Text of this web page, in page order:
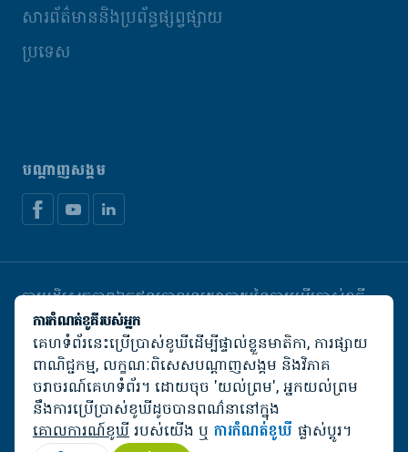
សារព័ត៌មាននិងប្រព័ន្ធផ្សព្វផ្សាយ
ប្រទេស
បណ្តាញសង្គម
ការបដិសេធភាពឯកជនគោលនយោបាយនៃការប្រើប្រាស់ខូគី
គ្រប់គ្រងខូឃី
© De Heus Animal Nutrition
ការកំណត់ខូគីរបស់អ្នក
គេហទំព័រនេះប្រើប្រាស់ខូឃីដើម្បីផ្ទាល់ខ្លួនមាតិកា, ការផ្សាយ
ពាណិជ្ជកម្ម, លក្ខណៈពិសេសបណ្តាញសង្គម និងវិភាគ
ចរាចរណ៍គេហទំព័រ។ ដោយចុច 'យល់ព្រម', អ្នកយល់ព្រម
នឹងការប្រើប្រាស់ខូឃីដូចបានពណ៌នានៅក្នុង
គោលការណ៍ខូឃី របស់យើង ឬ ការកំណត់ខូឃី ផ្លាស់ប្តូរ។